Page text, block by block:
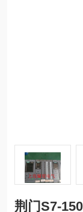
荆门S7-